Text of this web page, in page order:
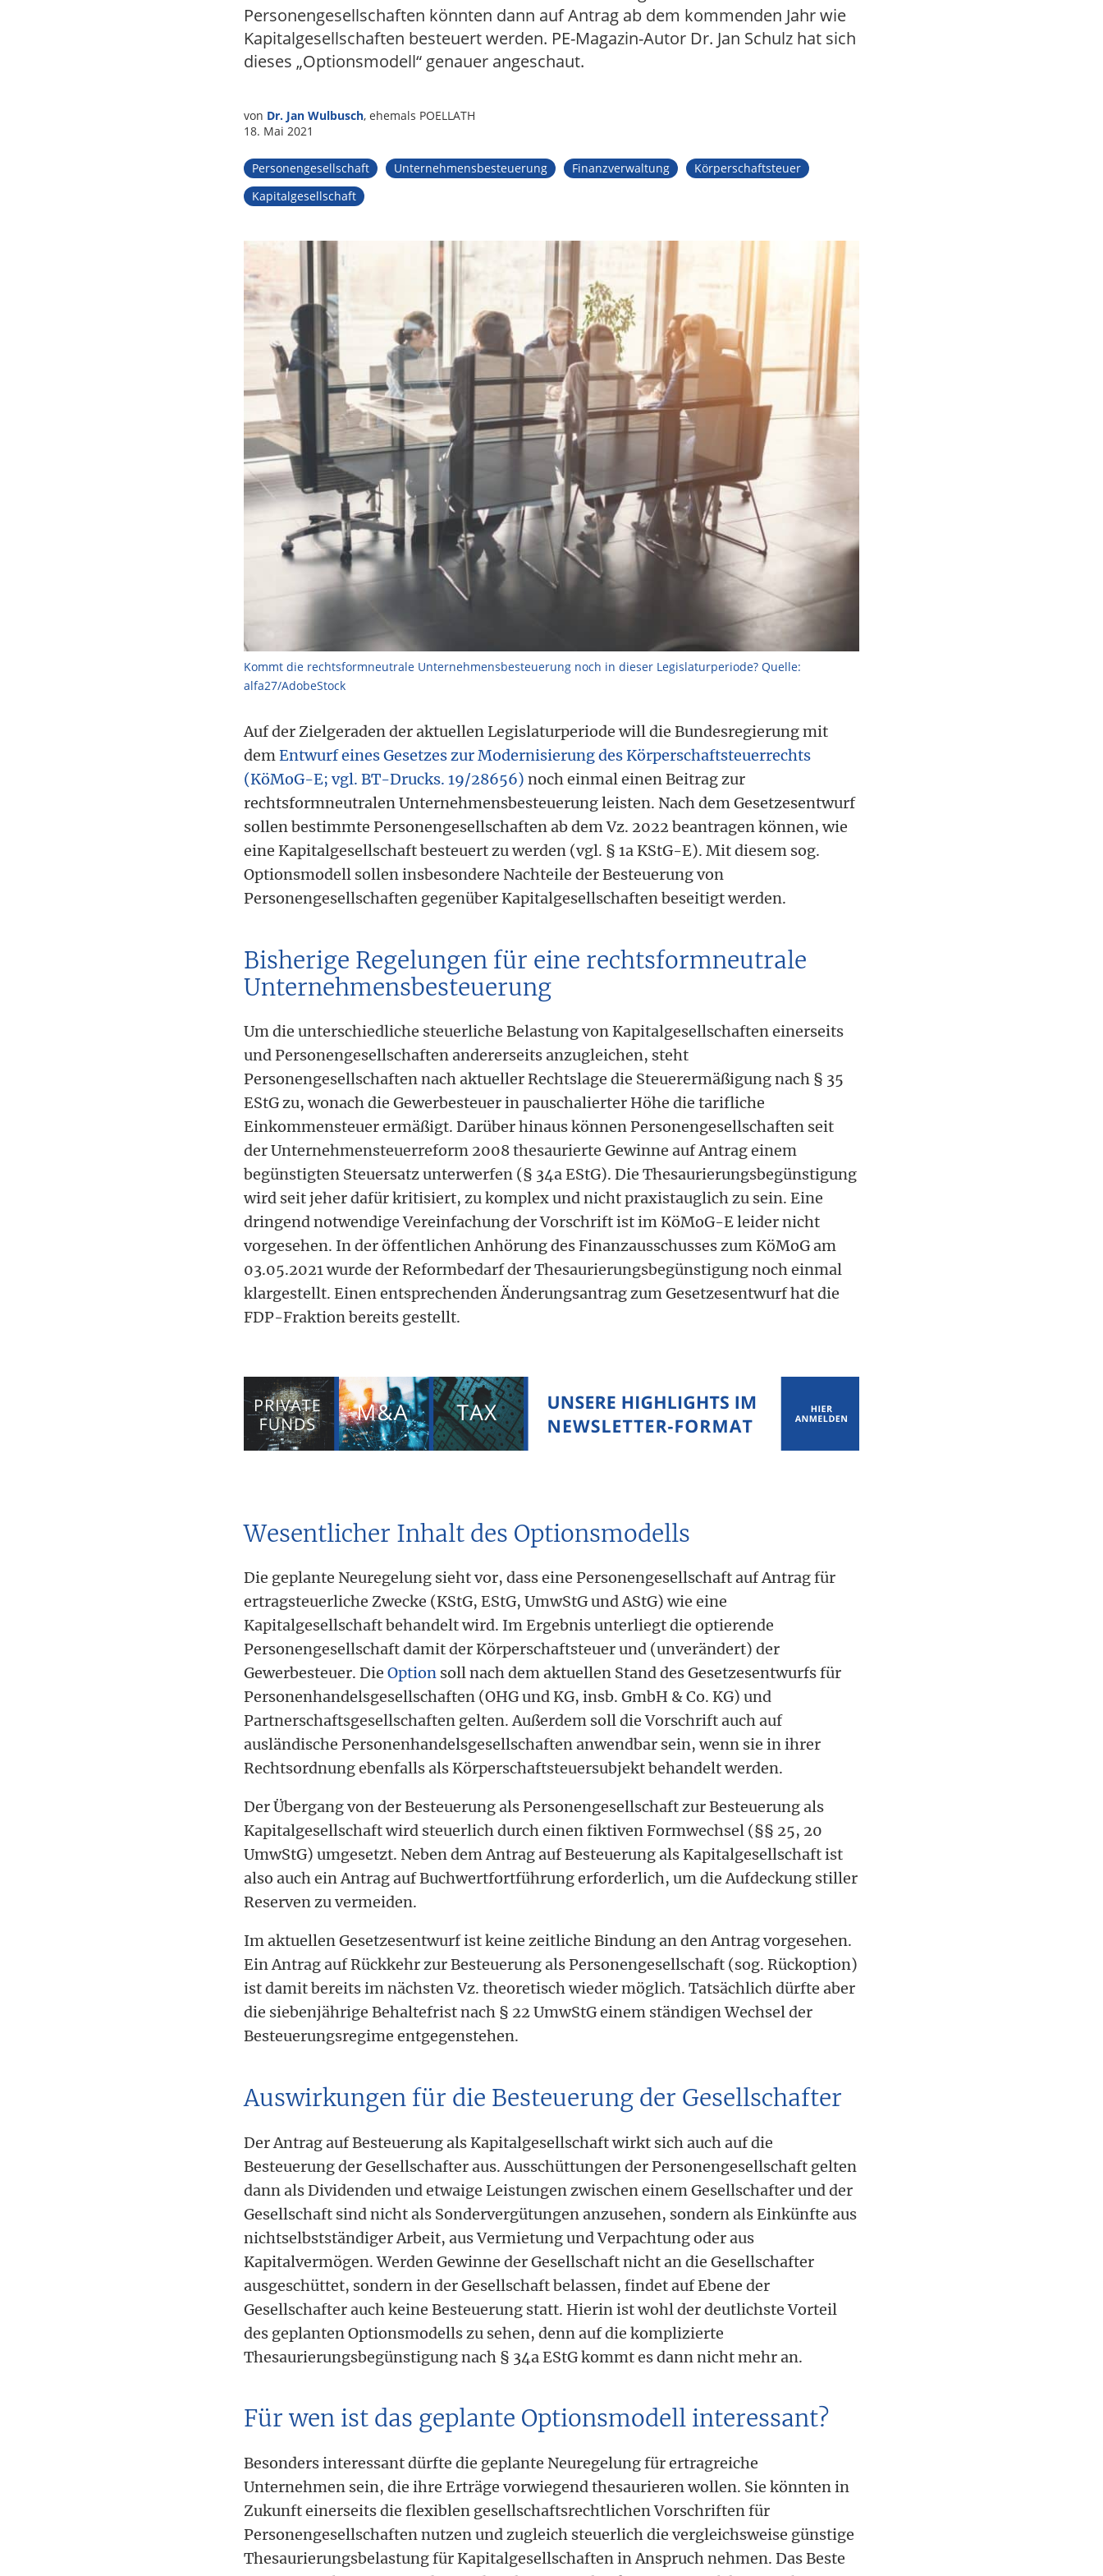
Personengesellschaften könnten dann auf Antrag ab dem kommenden Jahr wie
Kapitalgesellschaften besteuert werden. PE-Magazin-Autor Dr. Jan Schulz hat sich
dieses „Optionsmodell“ genauer angeschaut.
von Dr. Jan Wulbusch, ehemals POELLATH
18. Mai 2021
Personengesellschaft Unternehmensbesteuerung Finanzverwaltung
Körperschaftsteuer
Kapitalgesellschaft
Kommt die rechtsformneutrale Unternehmensbesteuerung noch in dieser Legislaturperiode? Quelle:
alfa27/AdobeStock
Auf der Zielgeraden der aktuellen Legislaturperiode will die Bundesregierung mit
demEntwurf eines Gesetzes zur Modernisierung des Körperschaftsteuerrechts
(KöMoG-E; vgl. BT-Drucks. 19/28656) noch einmal einen Beitrag zur
rechtsformneutralen Unternehmensbesteuerung leisten. Nach dem Gesetzesentwurf
sollen bestimmte Personengesellschaften ab dem Vz. 2022 beantragen können, wie
eine Kapitalgesellschaft besteuert zu werden (vgl. § 1a KStG-E). Mit diesem sog.
Optionsmodell sollen insbesondere Nachteile der Besteuerung von
Personengesellschaften gegenüber Kapitalgesellschaften beseitigt werden.
Bisherige Regelungen für eine rechtsformneutrale
Unternehmensbesteuerung
Um die unterschiedliche steuerliche Belastung von Kapitalgesellschaften einerseits
und Personengesellschaften andererseits anzugleichen, steht
Personengesellschaften nach aktueller Rechtslage die Steuerermäßigung nach § 35
EStG zu, wonach die Gewerbesteuer in pauschalierter Höhe die tarifliche
Einkommensteuer ermäßigt. Darüber hinaus können Personengesellschaften seit
der Unternehmensteuerreform 2008 thesaurierte Gewinne auf Antrag einem
begünstigten Steuersatz unterwerfen (§ 34a EStG). Die Thesaurierungsbegünstigung
wird seit jeher dafür kritisiert, zu komplex und nicht praxistauglich zu sein. Eine
dringend notwendige Vereinfachung der Vorschrift ist im KöMoG-E leider nicht
vorgesehen. In der öffentlichen Anhörung des Finanzausschusses zum KöMoG am
03.05.2021 wurde der Reformbedarf der Thesaurierungsbegünstigung noch einmal
klargestellt. Einen entsprechenden Änderungsantrag zum Gesetzesentwurf hat die
FDP-Fraktion bereits gestellt.
Wesentlicher Inhalt des Optionsmodells
Die geplante Neuregelung sieht vor, dass eine Personengesellschaft auf Antrag für
ertragsteuerliche Zwecke (KStG, EStG, UmwStG und AStG) wie eine
Kapitalgesellschaft behandelt wird. Im Ergebnis unterliegt die optierende
Personengesellschaft damit der Körperschaftsteuer und (unverändert) der
Gewerbesteuer. Die Option soll nach dem aktuellen Stand des Gesetzesentwurfs für
Personenhandelsgesellschaften (OHG und KG, insb. GmbH & Co. KG) und
Partnerschaftsgesellschaften gelten. Außerdem soll die Vorschrift auch auf
ausländische Personenhandelsgesellschaften anwendbar sein, wenn sie in ihrer
Rechtsordnung ebenfalls als Körperschaftsteuersubjekt behandelt werden.
Der Übergang von der Besteuerung als Personengesellschaft zur Besteuerung als
Kapitalgesellschaft wird steuerlich durch einen fiktiven Formwechsel (§§ 25, 20
UmwStG) umgesetzt. Neben dem Antrag auf Besteuerung als Kapitalgesellschaft ist
also auch ein Antrag auf Buchwertfortführung erforderlich, um die Aufdeckung stiller
Reserven zu vermeiden.
Im aktuellen Gesetzesentwurf ist keine zeitliche Bindung an den Antrag vorgesehen.
Ein Antrag auf Rückkehr zur Besteuerung als Personengesellschaft (sog. Rückoption)
ist damit bereits im nächsten Vz. theoretisch wieder möglich. Tatsächlich dürfte aber
die siebenjährige Behaltefrist nach § 22 UmwStG einem ständigen Wechsel der
Besteuerungsregime entgegenstehen.
Auswirkungen für die Besteuerung der Gesellschafter
Der Antrag auf Besteuerung als Kapitalgesellschaft wirkt sich auch auf die
Besteuerung der Gesellschafter aus. Ausschüttungen der Personengesellschaft gelten
dann als Dividenden und etwaige Leistungen zwischen einem Gesellschafter und der
Gesellschaft sind nicht als Sondervergütungen anzusehen, sondern als Einkünfte aus
nichtselbstständiger Arbeit, aus Vermietung und Verpachtung oder aus
Kapitalvermögen. Werden Gewinne der Gesellschaft nicht an die Gesellschafter
ausgeschüttet, sondern in der Gesellschaft belassen, findet auf Ebene der
Gesellschafter auch keine Besteuerung statt. Hierin ist wohl der deutlichste Vorteil
des geplanten Optionsmodells zu sehen, denn auf die komplizierte
Thesaurierungsbegünstigung nach § 34a EStG kommt es dann nicht mehr an.
Für wen ist das geplante Optionsmodell interessant?
Besonders interessant dürfte die geplante Neuregelung für ertragreiche
Unternehmen sein, die ihre Erträge vorwiegend thesaurieren wollen. Sie könnten in
Zukunft einerseits die flexiblen gesellschaftsrechtlichen Vorschriften für
Personengesellschaften nutzen und zugleich steuerlich die vergleichsweise günstige
Thesaurierungsbelastung für Kapitalgesellschaften in Anspruch nehmen. Das Beste